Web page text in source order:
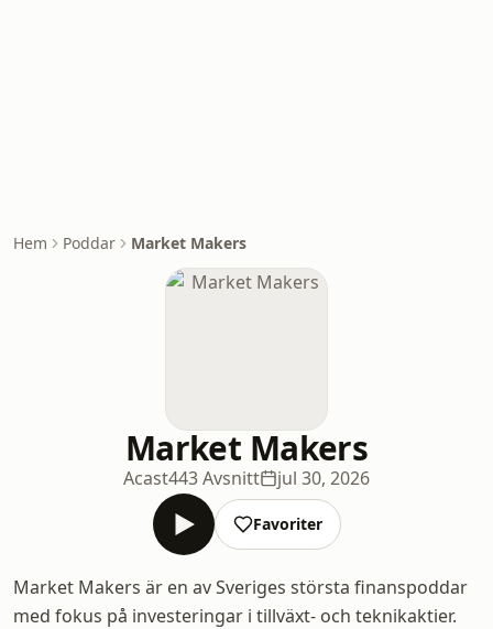
Hem Poddar Market Makers
Market Makers
Acast443 Avsnitt jul 30, 2026
Favoriter
Market Makers är en av Sveriges största finanspoddar
med fokus på investeringar i tillväxt- och teknikaktier.